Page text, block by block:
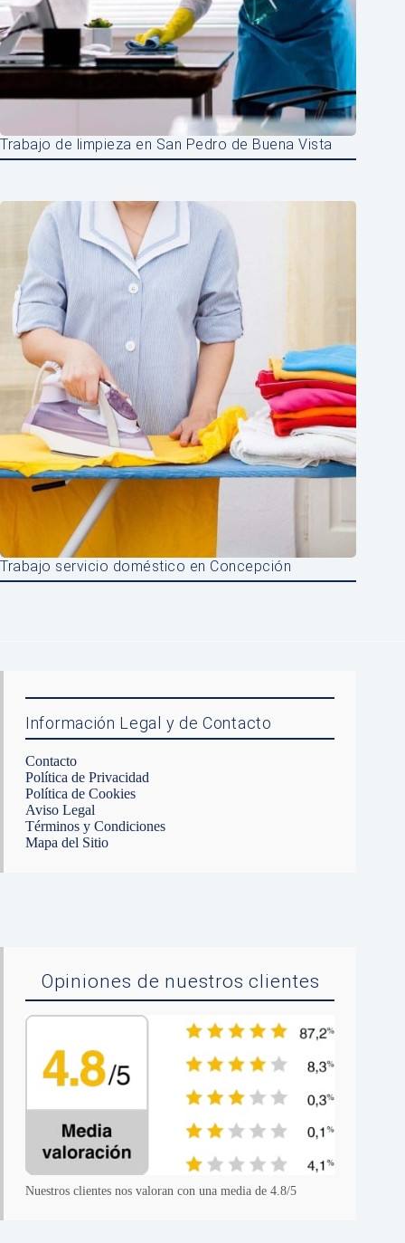
Trabajo de limpieza en San Pedro de Buena Vista
Trabajo servicio doméstico en Concepción
Información Legal y de Contacto
Contacto
Política de Privacidad
Política de Cookies
Aviso Legal
Términos y Condiciones
Mapa del Sitio
Opiniones de nuestros clientes
Nuestros clientes nos valoran con una media de 4.8/5